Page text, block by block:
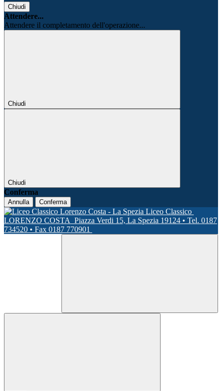
Chiudi
Attendere...
Attendere il completamento dell'operazione...
Chiudi
Chiudi
Conferma
Annulla Conferma
Liceo Classico
LORENZO COSTA Piazza Verdi 15, La Spezia 19124 • Tel. 0187
734520 • Fax 0187 770901